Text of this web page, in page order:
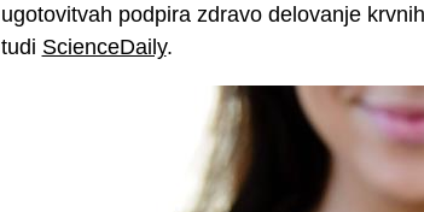
ugotovitvah podpira zdravo delovanje
tudi ScienceDaily.